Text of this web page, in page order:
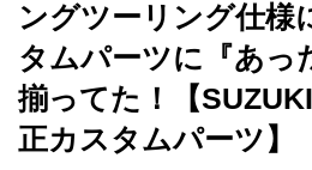
ングツーリング仕様
タムパーツに『あっ
揃ってた！【
正カスタムパーツ】